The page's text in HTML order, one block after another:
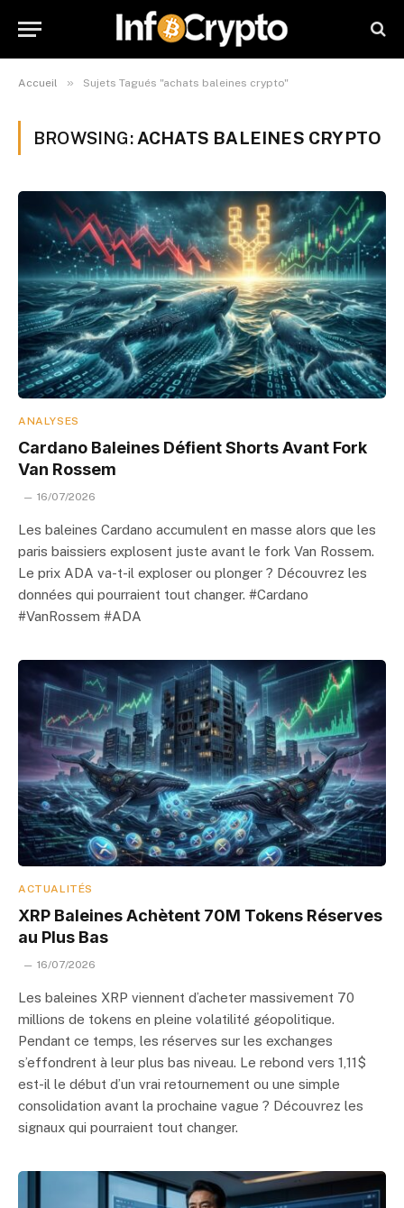
Accueil » Sujets Tagués "achats baleines crypto"
BROWSING: ACHATS BALEINES CRYPTO
ANALYSES
Cardano Baleines Défient Shorts Avant Fork
Van Rossem
16/07/2026
Les baleines Cardano accumulent en masse alors que les
paris baissiers explosent juste avant le fork Van Rossem.
Le prix ADA va-t-il exploser ou plonger ? Découvrez les
données qui pourraient tout changer. #Cardano
#VanRossem #ADA
ACTUALITÉS
XRP Baleines Achètent 70M Tokens Réserves
au Plus Bas
16/07/2026
Les baleines XRP viennent d’acheter massivement 70
millions de tokens en pleine volatilité géopolitique.
Pendant ce temps, les réserves sur les exchanges
s’effondrent à leur plus bas niveau. Le rebond vers 1,11$
est-il le début d’un vrai retournement ou une simple
consolidation avant la prochaine vague ? Découvrez les
signaux qui pourraient tout changer.